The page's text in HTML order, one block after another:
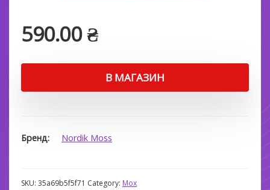
590.00₴
В МАГАЗИН
Бренд Nordik Moss
SKU: 35a69b5f5f71 Category: Мох